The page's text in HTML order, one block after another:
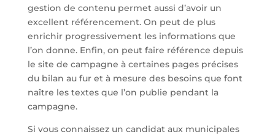
gestion de contenu permet aussi d’avoir un
excellent référencement. On peut de plus
enrichir progressivement les informations que
l’on donne. Enfin, on peut faire référence depuis
le site de campagne à certaines pages précises
du bilan au fur et à mesure des besoins que font
naître les textes que l’on publie pendant la
campagne.
Si vous connaissez un candidat aux municipales